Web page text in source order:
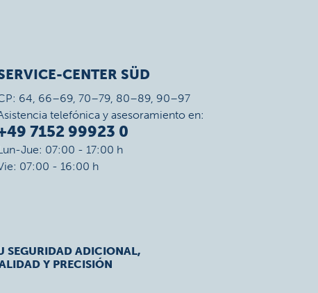
CENTER SÜD
64, 66–69, 70–79, 80–89, 90–97
telefónica y asesoramiento en:
7152 99923 0
Jue: 07:00 - 17:00 h
07:00 - 16:00 h
SEGURIDAD ADICIONAL,
Y PRECISIÓN